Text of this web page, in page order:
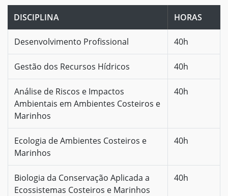
DISCIPLINA HORAS
Desenvolvimento Profissional 40h
Gestão dos Recursos Hídricos 40h
Análise de Riscos e Impactos
Ambientais em Ambientes Costeiros e
Marinhos
40h
Ecologia de Ambientes Costeiros e
Marinhos
40h
Biologia da Conservação Aplicada a
Ecossistemas Costeiros e Marinhos
40h